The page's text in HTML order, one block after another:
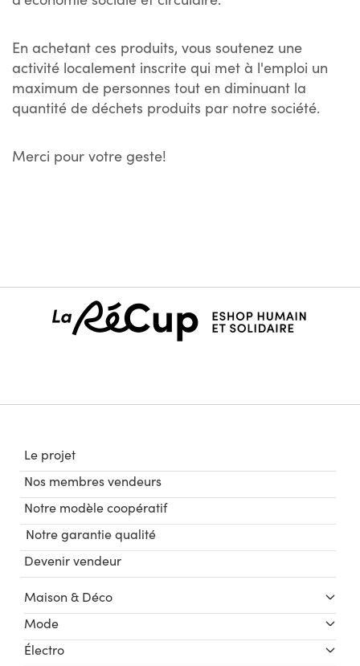
En achetant ces produits, vous soutenez une
activité localement inscrite qui met à l'emploi un
maximum de personnes tout en diminuant la
quantité de déchets produits par notre société.
Merci pour votre geste!
Le projet
Nos membres vendeurs
Notre modèle coopératif
Notre garantie qualité
Devenir vendeur
Maison & Déco
Mode
Électro